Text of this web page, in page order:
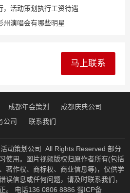
，活动策划执行工资待遇
州演唱会有哪些明星
马上联系
成都年会策划
成都庆典公司
公司
联系我们
动策划公司 All Rights Reserved 部分
使用。图片视频版权归原作者所有(包括
著作权、商标权、商业信息等)，仅供学
误信息或任何问题，请及时联系我们，
。 电话136 0806 8886 蜀ICP备